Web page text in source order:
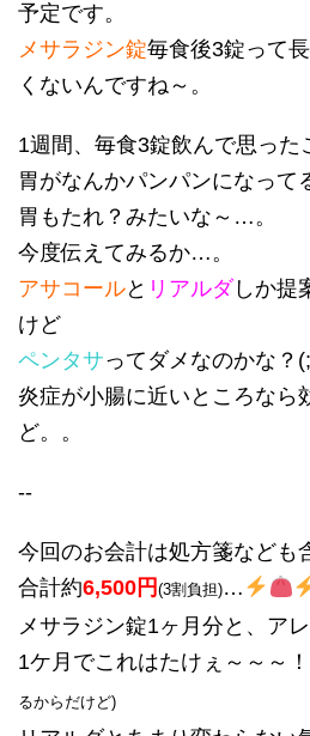
予定です。
メサラジン錠毎食後3錠って
くないんですね～。
1週間、毎食3錠飲んで思っ
胃がなんかパンパンになって
胃もたれ？みたいな～…。
今度伝えてみるか…。
アサコールと リアルダしか提
けど
ペンタサってダメなのかな？
炎症が小腸に近いところなら
ど。。
--
今回のお会計は処方箋なども
合計約6,500円 (3割負担)…
メサラジン錠1ヶ月分と、ア
1ケ月でこれはたけぇ～～～！
るからだけど)